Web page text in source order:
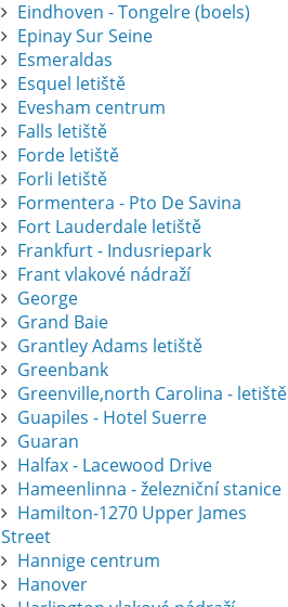
Eindhoven - Tongelre (boels)
Epinay Sur Seine
Esmeraldas
Esquel letiště
Evesham centrum
Falls letiště
Forde letiště
Forli letiště
Formentera - Pto De Savina
Fort Lauderdale letiště
Frankfurt - Indusriepark
Frant vlakové nádraží
George
Grand Baie
Grantley Adams letiště
Greenbank
Greenville,north Carolina - letiště
Guapiles - Hotel Suerre
Guaran
Halfax - Lacewood Drive
Hameenlinna - železniční stanice
Hamilton-1270 Upper James
Street
Hannige centrum
Hanover